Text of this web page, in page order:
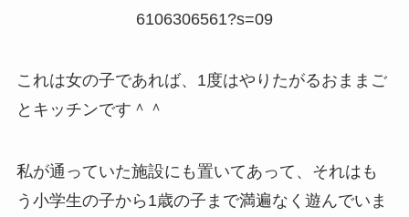
6106306561?s=09
これは女の子であれば、1度はやりたがるおままご
とキッチンです＾＾
私が通っていた施設にも置いてあって、それはも
う小学生の子から1歳の子まで満遍なく遊んでいま